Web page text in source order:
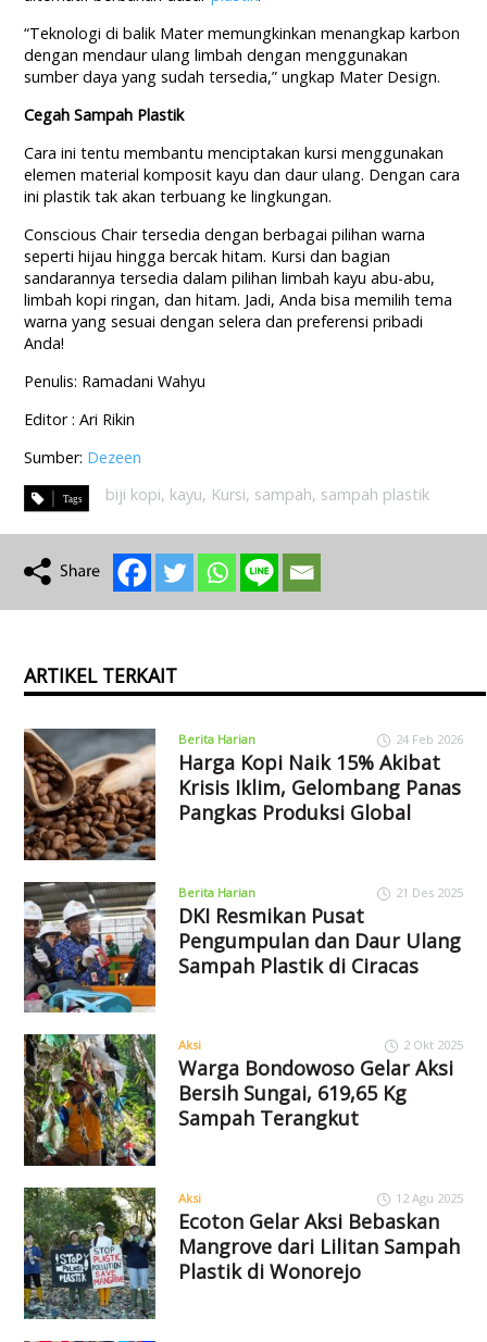
“Teknologi di balik Mater memungkinkan menangkap karbon
dengan mendaur ulang limbah dengan menggunakan
sumber daya yang sudah tersedia,” ungkap Mater Design.
Cegah Sampah Plastik
Cara ini tentu membantu menciptakan kursi menggunakan
elemen material komposit kayu dan daur ulang. Dengan cara
ini plastik tak akan terbuang ke lingkungan.
Conscious Chair tersedia dengan berbagai pilihan warna
seperti hijau hingga bercak hitam. Kursi dan bagian
sandarannya tersedia dalam pilihan limbah kayu abu-abu,
limbah kopi ringan, dan hitam. Jadi, Anda bisa memilih tema
warna yang sesuai dengan selera dan preferensi pribadi
Anda!
Penulis: Ramadani Wahyu
Editor : Ari Rikin
Sumber: Dezeen
biji kopi, kayu, Kursi, sampah, sampah plastik
ARTIKEL TERKAIT
Berita Harian 24 Feb 2026
Harga Kopi Naik 15% Akibat
Krisis Iklim, Gelombang Panas
Pangkas Produksi Global
Berita Harian 21 Des 2025
DKI Resmikan Pusat
Pengumpulan dan Daur Ulang
Sampah Plastik di Ciracas
Aksi 2 Okt 2025
Warga Bondowoso Gelar Aksi
Bersih Sungai, 619,65 Kg
Sampah Terangkut
Aksi 12 Agu 2025
Ecoton Gelar Aksi Bebaskan
Mangrove dari Lilitan Sampah
Plastik di Wonorejo